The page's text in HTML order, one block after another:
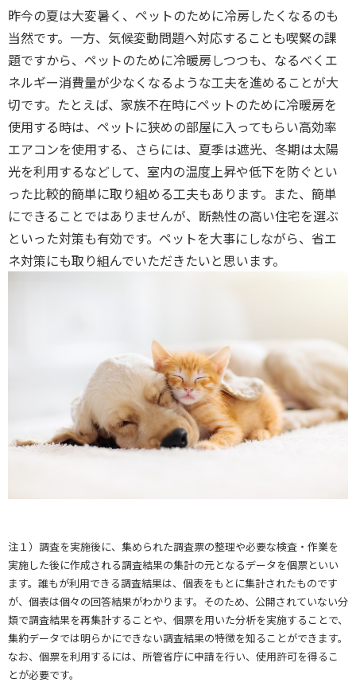
昨今の夏は大変暑く、ペットのために冷房したくなるのも
当然です。一方、気候変動問題へ対応することも喫緊の課
題ですから、ペットのために冷暖房しつつも、なるべくエ
ネルギー消費量が少なくなるような工夫を進めることが大
切です。たとえば、家族不在時にペットのために冷暖房を
使用する時は、ペットに狭めの部屋に入ってもらい高効率
エアコンを使用する、さらには、夏季は遮光、冬期は太陽
光を利用するなどして、室内の温度上昇や低下を防ぐとい
った比較的簡単に取り組める工夫もあります。また、簡単
にできることではありませんが、断熱性の高い住宅を選ぶ
といった対策も有効です。ペットを大事にしながら、省エ
ネ対策にも取り組んでいただきたいと思います。
注１）調査を実施後に、集められた調査票の整理や必要な検査・作業を
実施した後に作成される調査結果の集計の元となるデータを個票といい
ます。誰もが利用できる調査結果は、個表をもとに集計されたものです
が、個表は個々の回答結果がわかります。そのため、公開されていない分
類で調査結果を再集計することや、個票を用いた分析を実施することで、
集約データでは明らかにできない調査結果の特徴を知ることができます。
なお、個票を利用するには、所管省庁に申請を行い、使用許可を得るこ
とが必要です。